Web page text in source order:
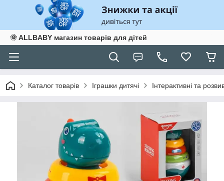
🌞 ALLBABY магазин товарів для дітей
Каталог товарів Іграшки дитячі Інтерактивні та